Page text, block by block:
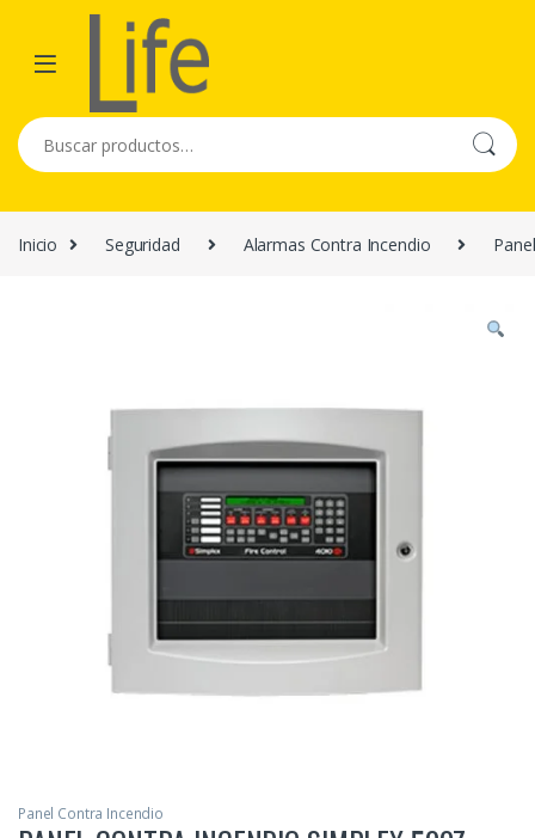
Skip to navigation
Skip to content
Buscar por:
Inicio Seguridad Alarmas Contra Incendio
Panel Contra Incendio